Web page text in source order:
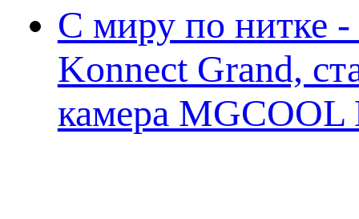
С миру по нитке -
Konnect Grand,
камера MGCOOL